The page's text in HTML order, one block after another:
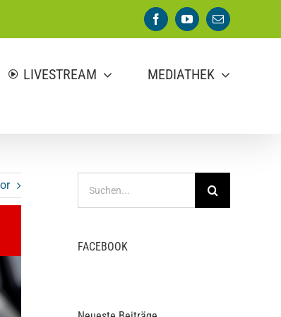
FacebookYouTube
E-
Mail
LIVESTREAM MEDIATHEK
nach:
FACEBOOK